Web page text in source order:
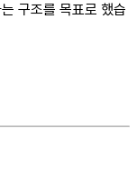
구조를 목표로 했습